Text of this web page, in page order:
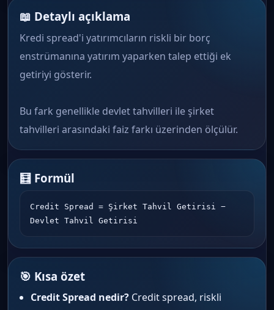
📖 Detaylı açıklama
Kredi spread'i yatırımcıların riskli bir borç
enstrümanına yatırım yaparken talep ettiği ek
getiriyi gösterir.
Bu fark genellikle devlet tahvilleri ile şirket
tahvilleri arasındaki faiz farkı üzerinden ölçülür.
🧮 Formül
Credit Spread = Şirket Tahvil Getirisi −
Devlet Tahvil Getirisi
🎯 Kısa özet
Credit Spread nedir? Credit spread, riskli